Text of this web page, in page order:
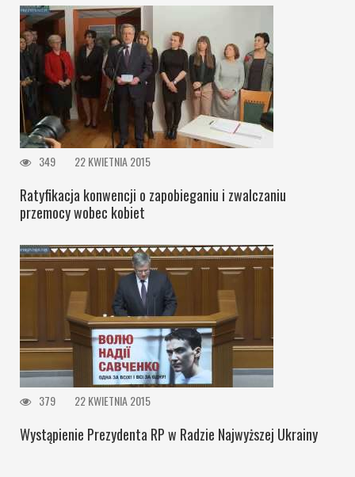
349 22 KWIETNIA 2015
Ratyfikacja konwencji o zapobieganiu i zwalczaniu
przemocy wobec kobiet
379 22 KWIETNIA 2015
Wystąpienie Prezydenta RP w Radzie Najwyższej Ukrainy